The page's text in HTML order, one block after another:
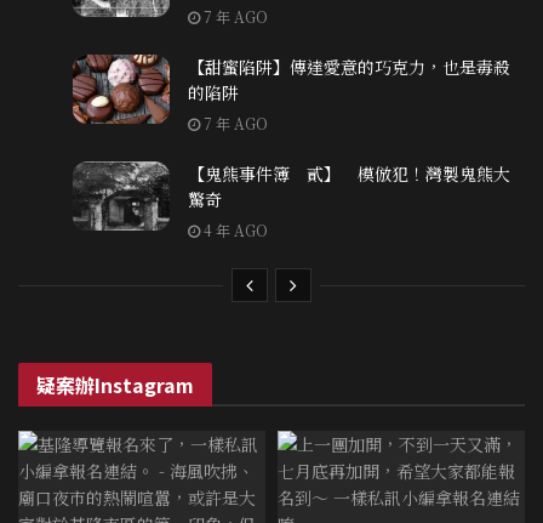
7 年 AGO
【甜蜜陷阱】傳達愛意的巧克力，也是毒殺
的陷阱
7 年 AGO
【鬼熊事件簿 貳】 模倣犯！灣製鬼熊大
驚奇
4 年 AGO
疑案辦Instagram